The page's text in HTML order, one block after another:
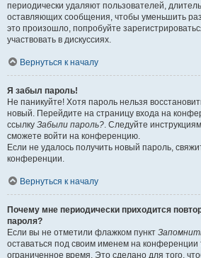
периодически удаляют пользователей,
оставляющих сообщения, чтобы уменьшить
это произошло, попробуйте
участвовать в дискуссиях.
Вернуться к началу
Я забыл пароль!
Не паникуйте! Хотя пароль нельзя
новый. Перейдите на страницу входа на
ссылку Забыли пароль?. Следуйте
сможете войти на конференцию.
Если не удалось получить новый пароль,
конференции.
Вернуться к началу
Почему мне периодически приходится
пароля?
Если вы не отметили флажком пункт
оставаться под своим именем на конференции
ограниченное время. Это сделано для того,